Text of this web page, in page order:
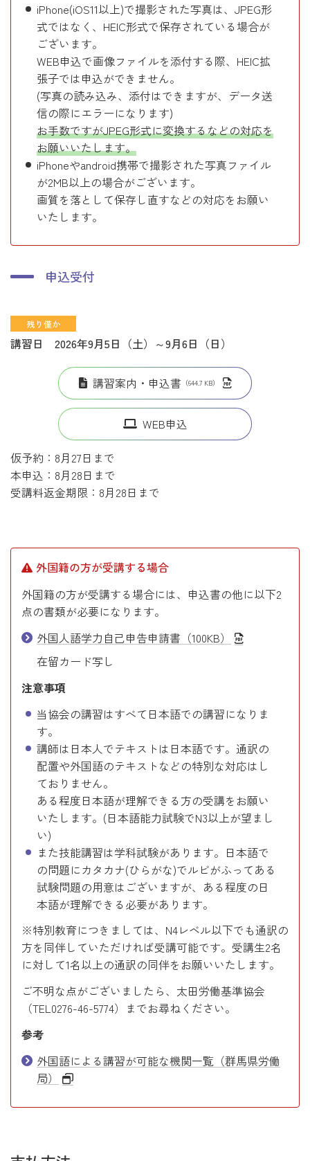
iPhone(iOS11以上)で撮影された写真は、JPEG形
式ではなく、HEIC形式で保存されている場合が
ございます。
WEB申込で画像ファイルを添付する際、HEIC拡
張子では申込ができません。
(写真の読み込み、添付はできますが、データ送
信の際にエラーになります)
お手数ですがJPEG形式に変換するなどの対応を
お願いいたします。
iPhoneやandroid携帯で撮影された写真ファイル
が2MB以上の場合がございます。
画質を落として保存し直すなどの対応をお願い
いたします。
申込受付
残り僅か
講習日 2026年9月5日（土）～9月6日（日）
講習案内・申込書 （644.7 KB）
WEB申込
仮予約：8月27日まで
本申込：8月28日まで
受講料返金期限：8月28日まで
外国籍の方が受講する場合
外国籍の方が受講する場合には、申込書の他に以下2
点の書類が必要になります。
外国人語学力自己申告申請書（100KB）
在留カード写し
注意事項
当協会の講習はすべて日本語での講習になりま
す。
講師は日本人でテキストは日本語です。通訳の
配置や外国語のテキストなどの特別な対応はし
ておりません。
ある程度日本語が理解できる方の受講をお願い
いたします。(日本語能力試験でN3以上が望まし
い)
また技能講習は学科試験があります。日本語で
の問題にカタカナ(ひらがな)でルビがふってある
試験問題の用意はございますが、ある程度の日
本語が理解できる必要があります。
※特別教育につきましては、N4レベル以下でも通訳の
方を同伴していただければ受講可能です。受講生2名
に対して1名以上の通訳の同伴をお願いいたします。
ご不明な点がございましたら、太田労働基準協会
（TEL0276-46-5774）までお尋ねください。
参考
外国語による講習が可能な機関一覧（群馬県労働
局）